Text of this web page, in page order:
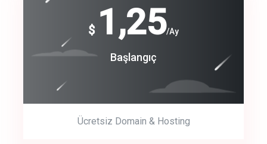
$ 1,25/Ay
Başlangıç
Ücretsiz Domain & Hosting
Free
Basic